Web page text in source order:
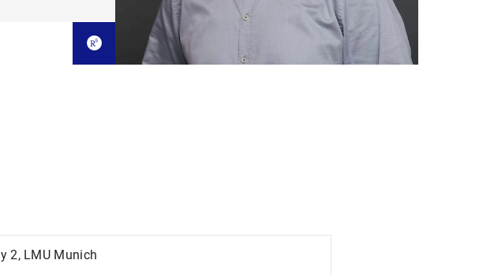
2, LMU Munich